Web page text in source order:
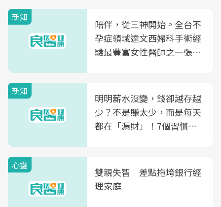
新知
陪伴，從三神開始。全台不
孕症領域達文西婦科手術經
驗最豐富女性醫師之一張永
光田醫院建構360度女性健
康照護生態圈
新知
明明薪水沒變，錢卻越存越
少？不是賺太少，而是每天
都在「漏財」！7個習慣一
心靈
雙親失智 差點拖垮銀行經
理家庭